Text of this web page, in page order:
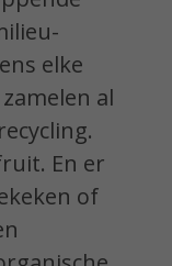
elke
al
En er
of